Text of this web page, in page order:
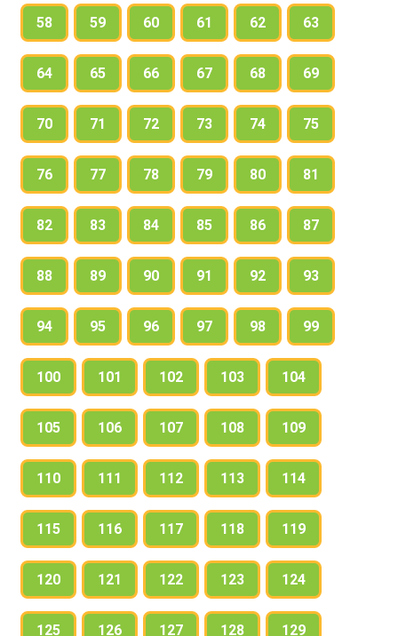
58 59 60 61 62 63
64 65 66 67 68 69
70 71 72 73 74 75
76 77 78 79 80 81
82 83 84 85 86 87
88 89 90 91 92 93
94 95 96 97 98 99
100 101 102 103 104
105 106 107 108 109
110 111 112 113 114
115 116 117 118 119
120 121 122 123 124
125 126 127 128 129